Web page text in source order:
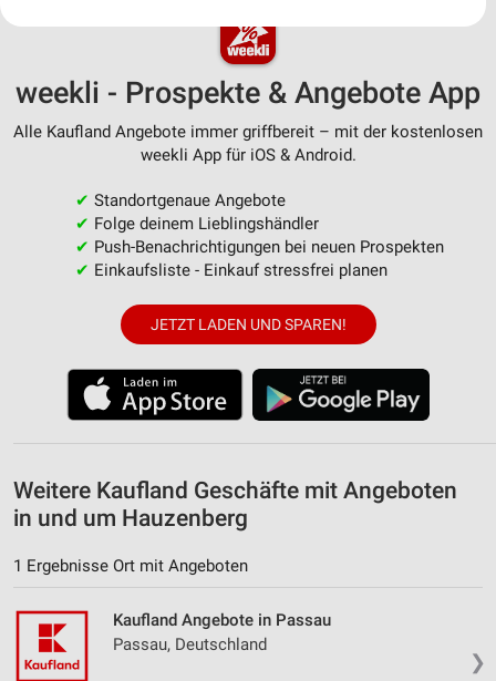
weekli - Prospekte & Angebote App
Alle Kaufland Angebote immer griffbereit – mit der kostenlosen
weekli App für iOS & Android.
✔ Standortgenaue Angebote
✔ Folge deinem Lieblingshändler
✔ Push-Benachrichtigungen bei neuen Prospekten
✔ Einkaufsliste - Einkauf stressfrei planen
JETZT LADEN UND SPAREN!
Weitere Kaufland Geschäfte mit Angeboten
in und um Hauzenberg
1 Ergebnisse Ort mit Angeboten
❯
Kaufland Angebote in Passau
Passau, Deutschland
Website/App.
Partnerliste anzeigen (1 IAB-Anbieter)
Wir nutzen Ihre Daten für folgende Zwecke:
Speichern von oder Zugriff auf Informationen
Verwendung reduzierter Daten zur Auswahl von
Werbeanzeigen
Erstellung von Profilen für personalisierte
Verwendung von Profilen zur Auswahl
Erstellung von Profilen zur Personalisierung
von Inhalten
personalisierter Inhalte
Messung der Performance von Inhalten
Analyse von Zielgruppen durch Statistiken oder
Kombinationen von Daten aus verschiedenen
Quellen